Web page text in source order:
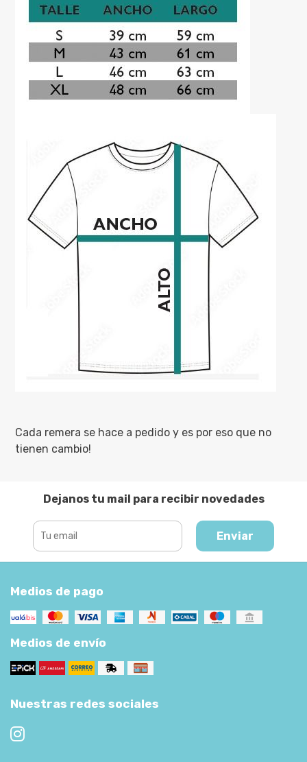
Cada remera se hace a pedido y es por eso que no
tienen cambio!
Dejanos tu mail para recibir novedades
Enviar
Medios de pago
Medios de envío
Nuestras redes sociales